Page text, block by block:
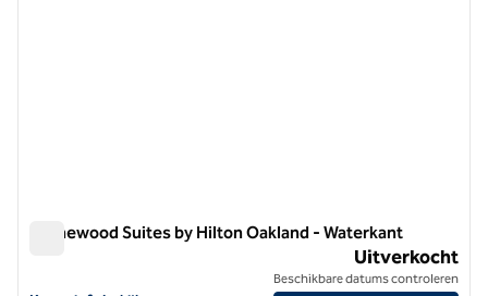
Homewood Suites by Hilton Oakland - Waterkant
Homewood Suites by Hilton Oakland - WaterkantUitverkocht
Beschikbare datums controleren